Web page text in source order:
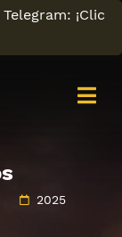
¡Clic
2025